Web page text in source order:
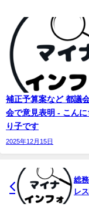
補正予算案など 都議
会で意見表明 - こん
り子です
2025年12月15日
総
レ